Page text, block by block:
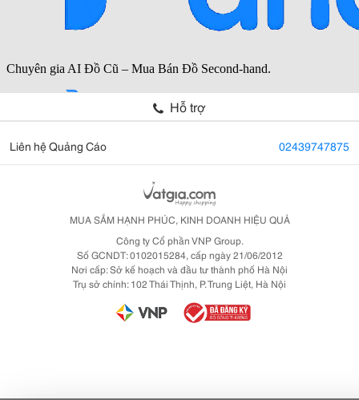
Hỗ trợ
Liên hệ Quảng Cáo 02439747875
MUA SẮM HẠNH PHÚC, KINH DOANH HIỆU QUẢ
Công ty Cổ phần VNP Group.
Số GCNDT: 0102015284, cấp ngày 21/06/2012
Nơi cấp: Sở kế hoạch và đầu tư thành phố Hà Nội
Trụ sở chính: 102 Thái Thịnh, P. Trung Liệt, Hà Nội